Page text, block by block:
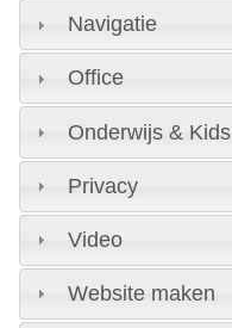
Navigatie
Office
Onderwijs & Kids
Privacy
Video
Website maken